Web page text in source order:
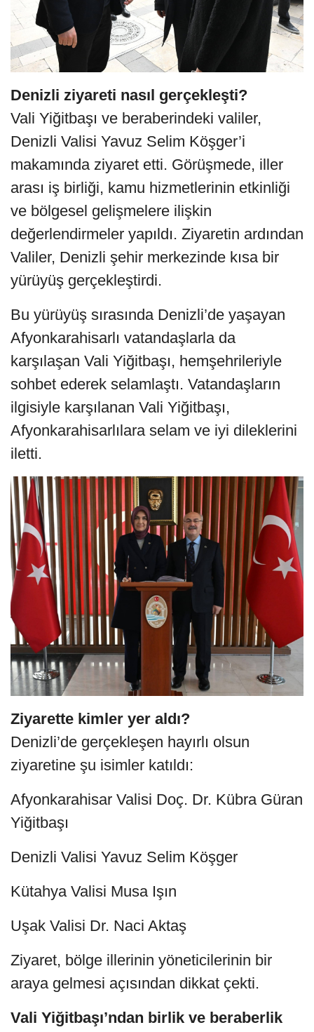
Denizli ziyareti nasıl gerçekleşti?
Vali Yiğitbaşı ve beraberindeki valiler,
Denizli Valisi Yavuz Selim Köşger’i
makamında ziyaret etti. Görüşmede, iller
arası iş birliği, kamu hizmetlerinin etkinliği
ve bölgesel gelişmelere ilişkin
değerlendirmeler yapıldı. Ziyaretin ardından
Valiler, Denizli şehir merkezinde kısa bir
yürüyüş gerçekleştirdi.
Bu yürüyüş sırasında Denizli’de yaşayan
Afyonkarahisarlı vatandaşlarla da
karşılaşan Vali Yiğitbaşı, hemşehrileriyle
sohbet ederek selamlaştı. Vatandaşların
ilgisiyle karşılanan Vali Yiğitbaşı,
Afyonkarahisarlılara selam ve iyi dileklerini
iletti.
Ziyarette kimler yer aldı?
Denizli’de gerçekleşen hayırlı olsun
ziyaretine şu isimler katıldı:
Afyonkarahisar Valisi Doç. Dr. Kübra Güran
Yiğitbaşı
Denizli Valisi Yavuz Selim Köşger
Kütahya Valisi Musa Işın
Uşak Valisi Dr. Naci Aktaş
Ziyaret, bölge illerinin yöneticilerinin bir
araya gelmesi açısından dikkat çekti.
Vali Yiğitbaşı’ndan birlik ve beraberlik